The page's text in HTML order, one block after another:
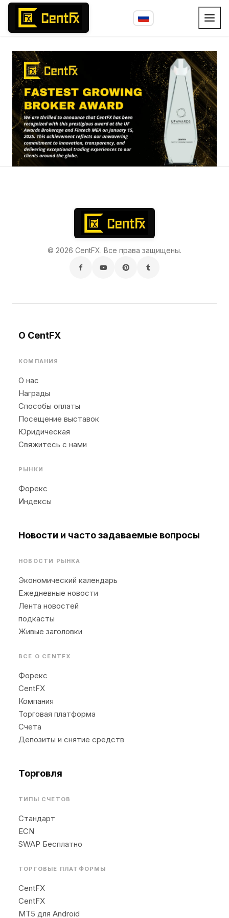
© 2026 CentFX. Все права защищены.
О CentFX
КОМПАНИЯ
О нас
Награды
Способы оплаты
Посещение выставок
Юридическая
Свяжитесь с нами
РЫНКИ
Форекс
Индексы
Новости и часто задаваемые вопросы
НОВОСТИ РЫНКА
Экономический календарь
Ежедневные новости
Лента новостей
подкасты
Живые заголовки
ВСЕ О CENTFX
Форекс
CentFX
Компания
Торговая платформа
Счета
Депозиты и снятие средств
Торговля
ТИПЫ СЧЕТОВ
Стандарт
ECN
SWAP Бесплатно
ТОРГОВЫЕ ПЛАТФОРМЫ
CentFX
CentFX
MT5 для Android